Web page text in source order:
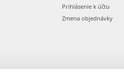
Prihlásenie k účtu
Zmena objednávky